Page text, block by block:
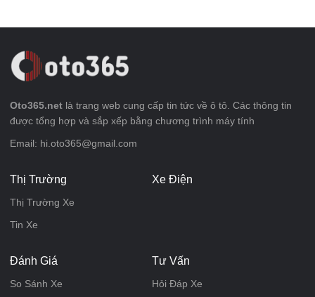
Oto365.net là trang web cung cấp tin tức về ô tô. Các thông tin
được tổng hợp và sắp xếp bằng chương trình máy tính
Email: hi.oto365@gmail.com
Thị Trường
Thị Trường Xe
Tin Xe
Xe Điện
Đánh Giá
So Sánh Xe
Tư Vấn
Hỏi Đáp Xe